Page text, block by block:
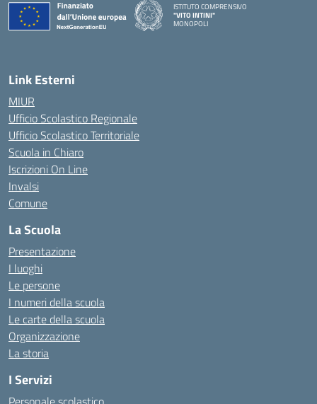
ISTITUTO COMPRENSIVO
"VITO INTINI"
MONOPOLI
Link Esterni
MIUR
Ufficio Scolastico Regionale
Ufficio Scolastico Territoriale
Scuola in Chiaro
Iscrizioni On Line
Invalsi
Comune
La Scuola
Presentazione
I luoghi
Le persone
I numeri della scuola
Le carte della scuola
Organizzazione
La storia
I Servizi